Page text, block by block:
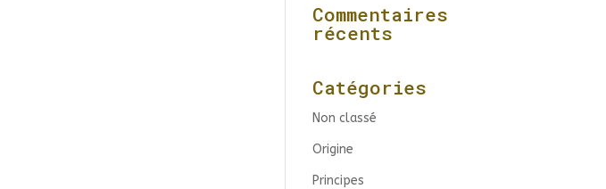
Commentaires
récents
Catégories
Non classé
Origine
Principes